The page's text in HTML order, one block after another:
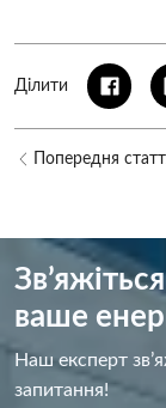
Ділити
Попередня
ваше
Наш експерт
запитання!